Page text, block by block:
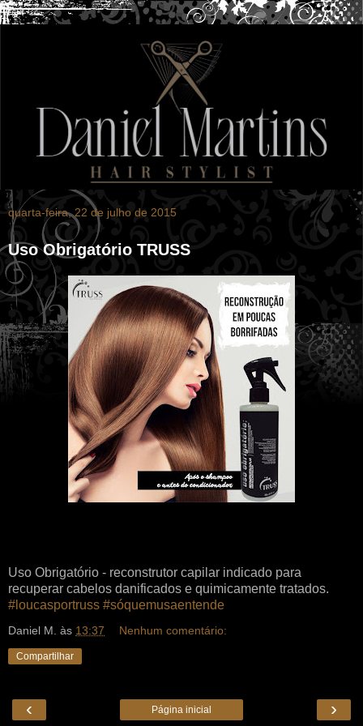
quarta-feira, 22 de julho de 2015
Uso Obrigatório TRUSS
Uso Obrigatório - reconstrutor capilar indicado para
recuperar cabelos danificados e quimicamente tratados.
‪#‎loucasportruss‬ ‪#‎sóquemusaentende‬
Daniel M. às 13:37 Nenhum comentário:
Compartilhar
‹ ›
Página inicial